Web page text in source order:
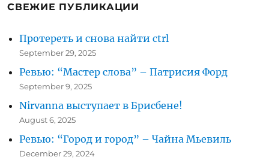
СВЕЖИЕ ПУБЛИКАЦИИ
Протереть и снова найти ctrl
September 29, 2025
Ревью: “Мастер слова” – Патрисия Форд
September 9, 2025
Nirvanna выступает в Брисбене!
August 6, 2025
Ревью: “Город и город” – Чайна Мьевиль
December 29, 2024